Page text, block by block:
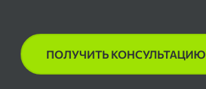
ПОЛУЧИТЬ КОНСУЛЬТАЦИЮ